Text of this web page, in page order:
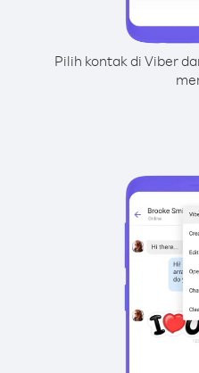
Pilih kontak di Viber